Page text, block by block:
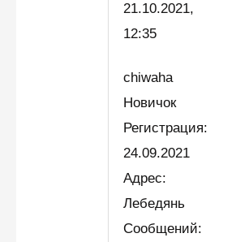
21.10.2021,
12:35
chiwaha
Новичок
Регистрация:
24.09.2021
Адрес:
Лебедянь
Сообщений: